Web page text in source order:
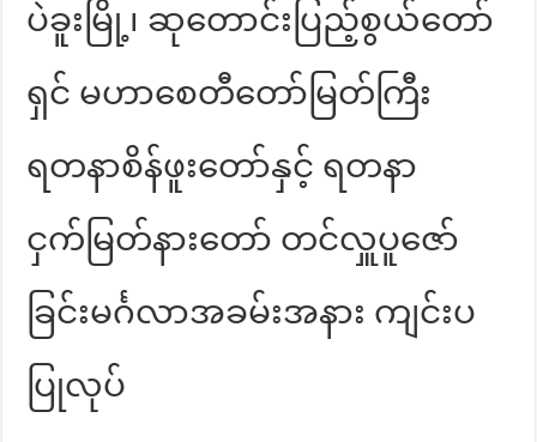
ပဲခူးမြို့၊ ဆုတောင်းပြည့်စွယ်တော်
ရှင် မဟာစေတီတော်မြတ်ကြီး
ရတနာစိန်ဖူးတော်နှင့် ရတနာ
ငှက်မြတ်နားတော် တင်လှူပူဇော်
ခြင်းမင်္ဂလာအခမ်းအနား ကျင်းပ
ပြုလုပ်